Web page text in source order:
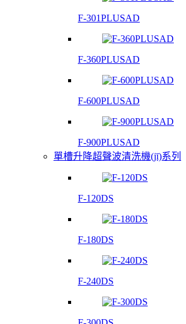
F-301PLUSAD
F-360PLUSAD
F-600PLUSAD
F-900PLUSAD
單槽升降超聲波清洗機(jī)系列
F-120DS
F-180DS
F-240DS